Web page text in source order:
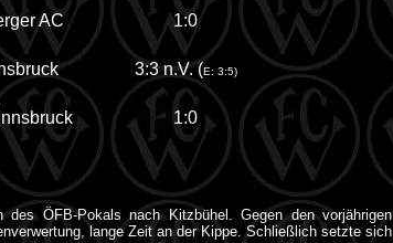
AC 1:0
3:3 n.V. (E: 3:5)
1:0
ÖFB-Pokals nach Kitzbühel. Gegen den vorjährigen
lange Zeit an der Kippe. Schließlich setzte sich